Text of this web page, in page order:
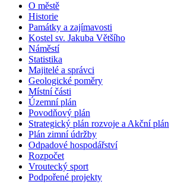
O městě
Historie
Památky a zajímavosti
Kostel sv. Jakuba Většího
Náměstí
Statistika
Majitelé a správci
Geologické poměry
Místní části
Územní plán
Povodňový plán
Strategický plán rozvoje a Akční plán
Plán zimní údržby
Odpadové hospodářství
Rozpočet
Vroutecký sport
Podpořené projekty